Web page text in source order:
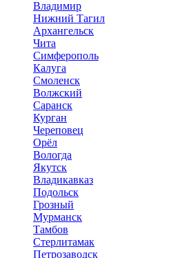
Владимир
Нижний Тагил
Архангельск
Чита
Симферополь
Калуга
Смоленск
Волжский
Саранск
Курган
Череповец
Орёл
Вологда
Якутск
Владикавказ
Подольск
Грозный
Мурманск
Тамбов
Стерлитамак
Петрозаводск